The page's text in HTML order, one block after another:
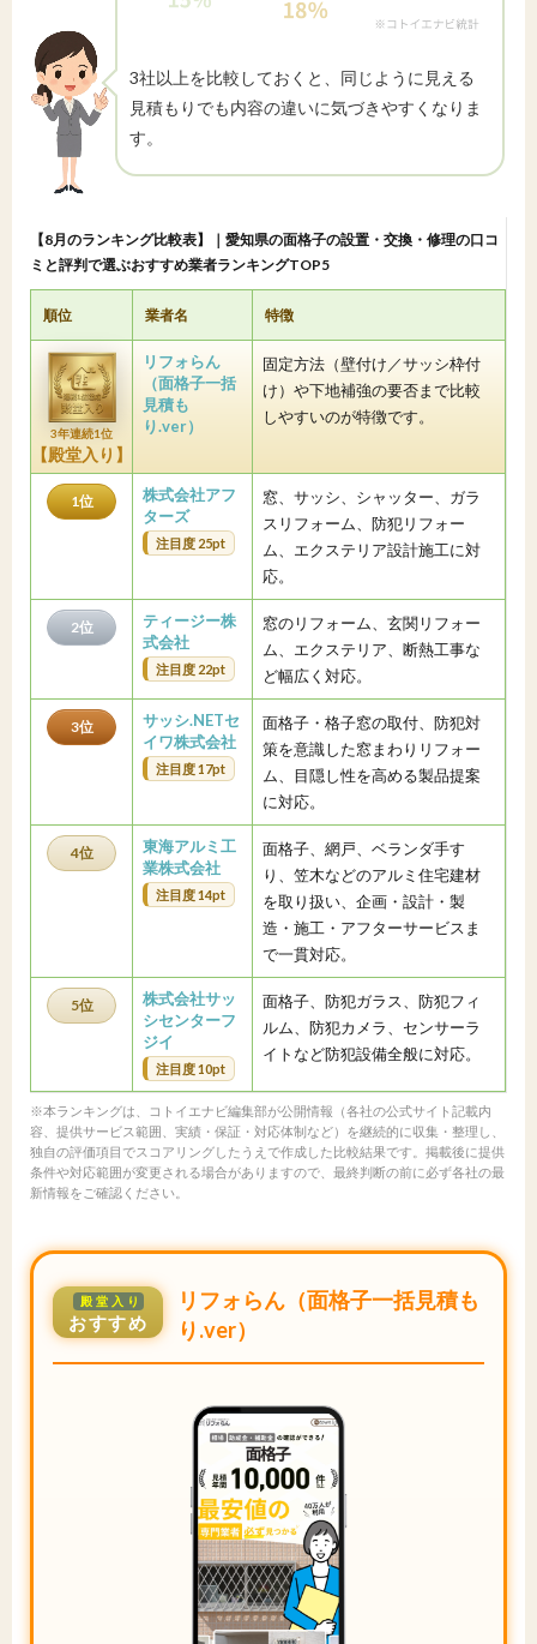
3社以上を比較しておくと、同じように見える
見積もりでも内容の違いに気づきやすくなりま
す。
【8月のランキング比較表】｜愛知県の面格子の設置・交換・修理の口コ
ミと評判で選ぶおすすめ業者ランキングTOP5
順位 業者名 特徴
3年連続1位
【殿堂入り】
リフォらん
（面格子一括
見積も
り.ver）
固定方法（壁付け／サッシ枠付
け）や下地補強の要否まで比較
しやすいのが特徴です。
1位
株式会社アフ
ターズ
注目度 25pt
窓、サッシ、シャッター、ガラ
スリフォーム、防犯リフォー
ム、エクステリア設計施工に対
応。
2位
ティージー株
式会社
注目度 22pt
窓のリフォーム、玄関リフォー
ム、エクステリア、断熱工事な
ど幅広く対応。
3位
サッシ.NETセ
イワ株式会社
注目度 17pt
面格子・格子窓の取付、防犯対
策を意識した窓まわりリフォー
ム、目隠し性を高める製品提案
に対応。
4位
東海アルミ工
業株式会社
注目度 14pt
面格子、網戸、ベランダ手す
り、笠木などのアルミ住宅建材
を取り扱い、企画・設計・製
造・施工・アフターサービスま
で一貫対応。
5位
株式会社サッ
シセンターフ
ジイ
注目度 10pt
面格子、防犯ガラス、防犯フィ
ルム、防犯カメラ、センサーラ
イトなど防犯設備全般に対応。
※本ランキングは、コトイエナビ編集部が公開情報（各社の公式サイト記載内
容、提供サービス範囲、実績・保証・対応体制など）を継続的に収集・整理し、
独自の評価項目でスコアリングしたうえで作成した比較結果です。掲載後に提供
条件や対応範囲が変更される場合がありますので、最終判断の前に必ず各社の最
新情報をご確認ください。
殿堂入り
おすすめ
リフォらん（面格子一括見積も
り.ver）